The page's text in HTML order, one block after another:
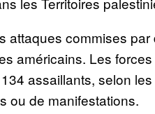
attaques commises
américains. Les
assaillants, selon les
ou de manifestations.